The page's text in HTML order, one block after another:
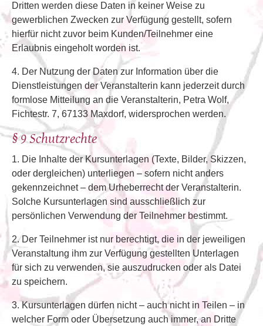
Dritten werden diese Daten in keiner Weise zu
gewerblichen Zwecken zur Verfügung gestellt, sofern
hierfür nicht zuvor beim Kunden/Teilnehmer eine
Erlaubnis eingeholt worden ist.
4. Der Nutzung der Daten zur Information über die
Dienstleistungen der Veranstalterin kann jederzeit durch
formlose Mitteilung an die Veranstalterin, Petra Wolf,
Fichtestr. 7, 67133 Maxdorf, widersprochen werden.
§ 9 Schutzrechte
1. Die Inhalte der Kursunterlagen (Texte, Bilder, Skizzen,
oder dergleichen) unterliegen – sofern nicht anders
gekennzeichnet – dem Urheberrecht der Veranstalterin.
Solche Kursunterlagen sind ausschließlich zur
persönlichen Verwendung der Teilnehmer bestimmt.
2. Der Teilnehmer ist nur berechtigt, die in der jeweiligen
Veranstaltung ihm zur Verfügung gestellten Unterlagen
für sich zu verwenden, sie auszudrucken oder als Datei
zu speichern.
3. Kursunterlagen dürfen nicht – auch nicht in Teilen – in
welcher Form oder Übersetzung auch immer, an Dritte